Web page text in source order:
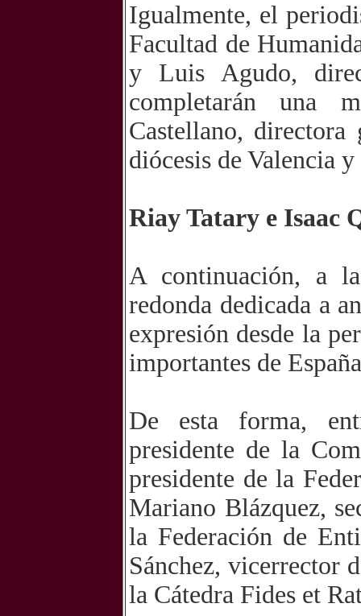
Igualmente, el
Facultad de
y Luis Agudo,
completarán una
Castellano,
diócesis de Valencia
Riay Tatary e Isaac
A continuación, a
redonda dedicada a
expresión desde la
importantes de
De esta forma,
presidente de la
presidente de la
Mariano Blázquez,
la Federación de
Sánchez, vicerrector
la Cátedra Fides et